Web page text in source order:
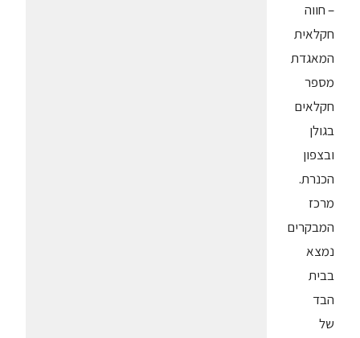
– חווה
חקלאית
המאגדת
מספר
חקלאים
בגולן
ובצפון
הכנרת.
מרכז
המבקרים
נמצא
בבית
הבד
של